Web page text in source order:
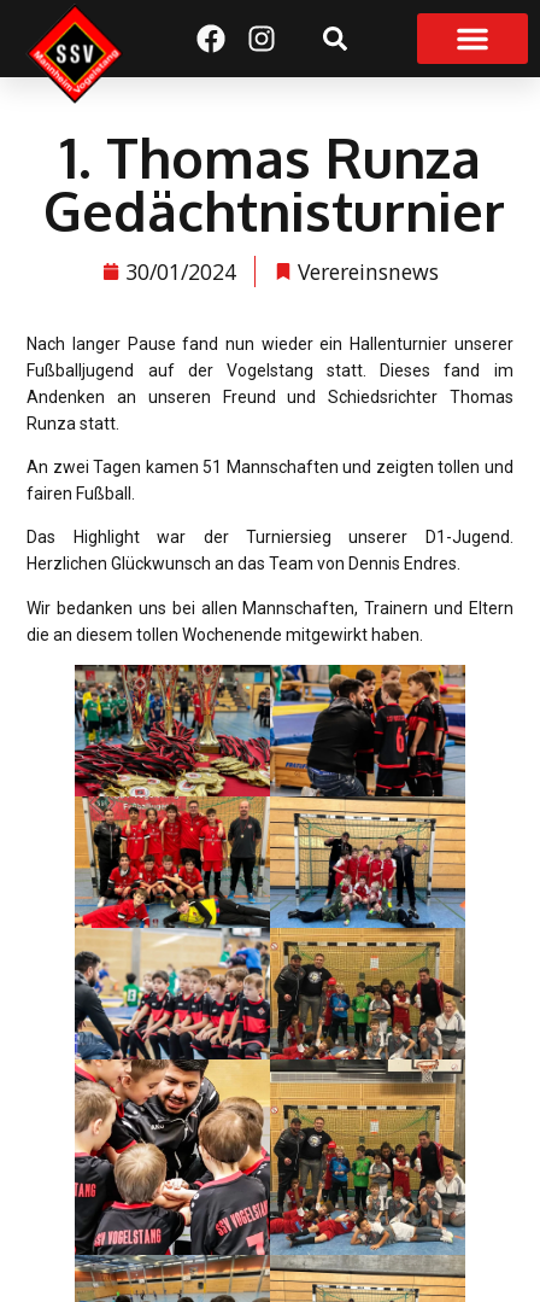
Suchen
1. Thomas Runza
Gedächtnisturnier
30/01/2024 Verereinsnews
Nach langer Pause fand nun wieder ein Hallenturnier unserer
Fußballjugend auf der Vogelstang statt. Dieses fand im
Andenken an unseren Freund und Schiedsrichter Thomas
Runza statt.
An zwei Tagen kamen 51 Mannschaften und zeigten tollen und
fairen Fußball.
Das Highlight war der Turniersieg unserer D1-Jugend.
Herzlichen Glückwunsch an das Team von Dennis Endres.
Wir bedanken uns bei allen Mannschaften, Trainern und Eltern
die an diesem tollen Wochenende mitgewirkt haben.